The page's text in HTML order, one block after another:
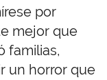
por
mejor que
familias,
un horror que